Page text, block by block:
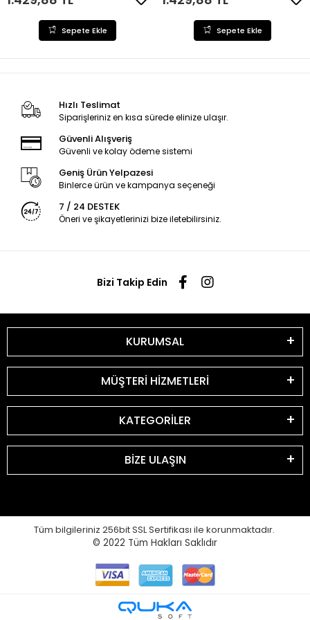
Sepete Ekle Sepete Ekle
Hızlı Teslimat
Siparişleriniz en kısa sürede elinize ulaşır.
Güvenli Alışveriş
Güvenli ve kolay ödeme sistemi
Geniş Ürün Yelpazesi
Binlerce ürün ve kampanya seçeneği
7 / 24 DESTEK
Öneri ve şikayetlerinizi bize iletebilirsiniz.
Bizi Takip Edin
KURUMSAL
MÜŞTERİ HİZMETLERİ
KATEGORİLER
BİZE ULAŞIN
Tüm bilgileriniz 256bit SSL Sertifikası ile korunmaktadır.
© 2022 Tüm Hakları Saklıdır